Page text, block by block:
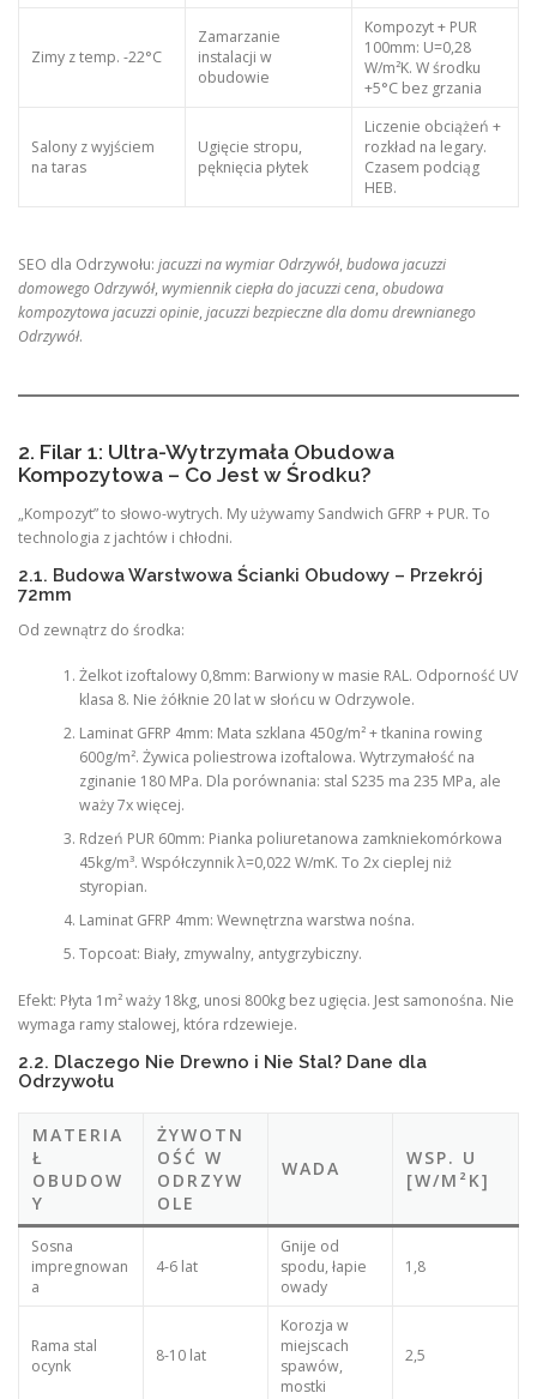
Zimy z temp. -22°C
Zamarzanie
instalacji w
obudowie
Kompozyt + PUR
100mm: U=0,28
W/m²K. W środku
+5°C bez grzania
Salony z wyjściem
na taras
Ugięcie stropu,
pęknięcia płytek
Liczenie obciążeń +
rozkład na legary.
Czasem podciąg
HEB.
SEO dla Odrzywołu: jacuzzi na wymiar Odrzywół, budowa jacuzzi
domowego Odrzywół, wymiennik ciepła do jacuzzi cena, obudowa
kompozytowa jacuzzi opinie, jacuzzi bezpieczne dla domu drewnianego
Odrzywół.
2. Filar 1: Ultra-Wytrzymała Obudowa
Kompozytowa – Co Jest w Środku?
„Kompozyt” to słowo-wytrych. My używamy Sandwich GFRP + PUR. To
technologia z jachtów i chłodni.
2.1. Budowa Warstwowa Ścianki Obudowy – Przekrój
72mm
Od zewnątrz do środka:
Żelkot izoftalowy 0,8mm: Barwiony w masie RAL. Odporność UV
klasa 8. Nie żółknie 20 lat w słońcu w Odrzywole.
Laminat GFRP 4mm: Mata szklana 450g/m² + tkanina rowing
600g/m². Żywica poliestrowa izoftalowa. Wytrzymałość na
zginanie 180 MPa. Dla porównania: stal S235 ma 235 MPa, ale
waży 7x więcej.
Rdzeń PUR 60mm: Pianka poliuretanowa zamkniekomórkowa
45kg/m³. Współczynnik λ=0,022 W/mK. To 2x cieplej niż
styropian.
Laminat GFRP 4mm: Wewnętrzna warstwa nośna.
Topcoat: Biały, zmywalny, antygrzybiczny.
Efekt: Płyta 1m² waży 18kg, unosi 800kg bez ugięcia. Jest samonośna. Nie
wymaga ramy stalowej, która rdzewieje.
2.2. Dlaczego Nie Drewno i Nie Stal? Dane dla
Odrzywołu
MATERIA
Ł
OBUDOW
Y
ŻYWOTN
OŚĆ W
ODRZYW
OLE
WADA
WSP. U
[W/M²K]
Sosna
impregnowan
a
4-6 lat
Gnije od
spodu, łapie
owady
1,8
Rama stal
ocynk
8-10 lat
Korozja w
miejscach
spawów,
mostki
2,5